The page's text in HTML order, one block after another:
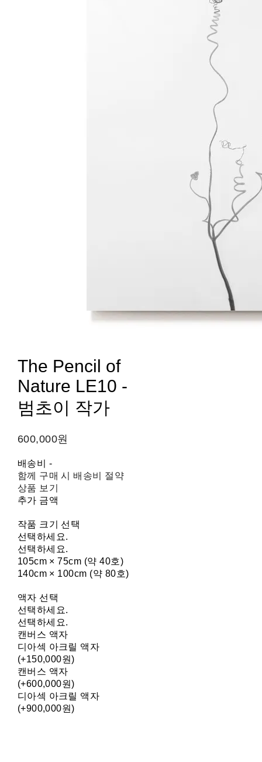
The Pencil of
Nature LE10 -
범초이 작가
600,000원
배송비 -
함께 구매 시 배송비 절약
상품 보기
추가 금액
작품 크기 선택
선택하세요.
선택하세요.
105cm × 75cm (약 40호)
140cm × 100cm (약 80호)
액자 선택
선택하세요.
선택하세요.
캔버스 액자
디아섹 아크릴 액자
(+150,000원)
캔버스 액자
(+600,000원)
디아섹 아크릴 액자
(+900,000원)